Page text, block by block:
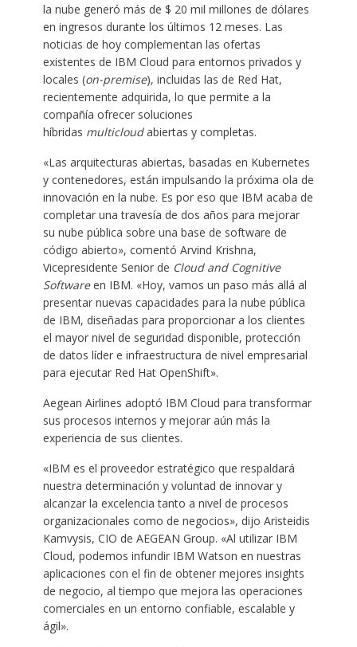
la nube generó más de $ 20 mil millones de dólares
en ingresos durante los últimos 12 meses. Las
noticias de hoy complementan las ofertas
existentes de IBM Cloud para entornos privados y
locales (on-premise), incluidas las de Red Hat,
recientemente adquirida, lo que permite a la
compañía ofrecer soluciones
híbridas multicloudabiertas y completas.
«Las arquitecturas abiertas, basadas en Kubernetes
y contenedores, están impulsando la próxima ola de
innovación en la nube. Es por eso que IBM acaba de
completar una travesía de dos años para mejorar
su nube pública sobre una base de software de
código abierto», comentó Arvind Krishna,
Vicepresidente Senior de Cloud and Cognitive
Softwareen IBM. «Hoy, vamos un paso más allá al
presentar nuevas capacidades para la nube pública
de IBM, diseñadas para proporcionar a los clientes
el mayor nivel de seguridad disponible, protección
de datos líder e infraestructura de nivel empresarial
para ejecutar Red Hat OpenShift».
Aegean Airlines adoptó IBM Cloud para transformar
sus procesos internos y mejorar aún más la
experiencia de sus clientes.
«IBM es el proveedor estratégico que respaldará
nuestra determinación y voluntad de innovar y
alcanzar la excelencia tanto a nivel de procesos
organizacionales como de negocios», dijo Aristeidis
Kamvysis, CIO de AEGEAN Group. «Al utilizar IBM
Cloud, podemos infundir IBM Watson en nuestras
aplicaciones con el fin de obtener mejores insights
de negocio, al tiempo que mejora las operaciones
comerciales en un entorno confiable, escalable y
ágil».